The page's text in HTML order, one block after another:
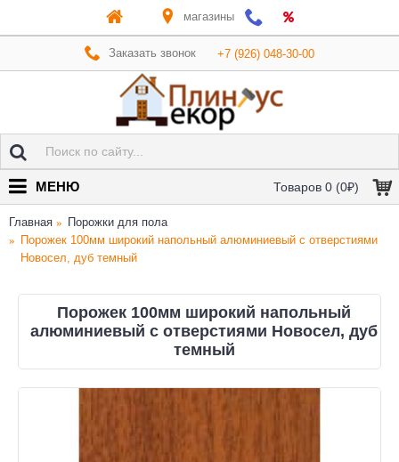
магазины
Заказать звонок +7 (926) 048-30-00
Товаров 0 (0₽)
МЕНЮ
Главная
Порожки для пола
Порожек 100мм широкий напольный алюминиевый с отверстиями
Новосел, дуб темный
Порожек 100мм широкий напольный
алюминиевый с отверстиями Новосел, дуб
темный